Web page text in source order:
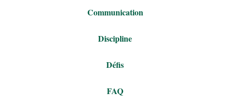
Communication
Discipline
Défis
FAQ